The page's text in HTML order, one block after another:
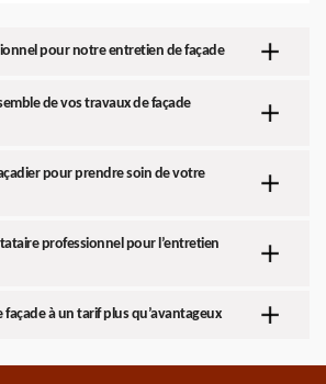
pour notre entretien de façade
de vos travaux de façade
pour prendre soin de votre
professionnel pour l’entretien
à un tarif plus qu’avantageux